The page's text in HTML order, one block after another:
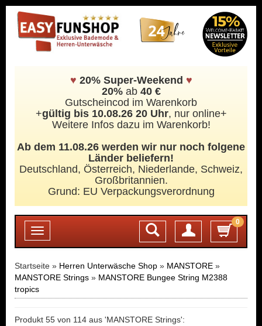
♥ 20% Super-Weekend ♥
20%ab 40 €
Gutscheincod im Warenkorb
+gültig bis 10.08.26 20 Uhr, nur online+
Weitere Infos dazu im Warenkorb!
Ab dem 11.08.26 werden wir nur noch folgene
Länder beliefern!
Deutschland, Österreich, Niederlande, Schweiz,
Großbritannien.
Grund: EU Verpackungsverordnung
Toggle
navigation
0
Login
Startseite » Herren Unterwäsche Shop » MANSTORE »
MANSTORE Strings » MANSTORE Bungee String M2388
tropics
Produkt 55 von 114 aus 'MANSTORE Strings':